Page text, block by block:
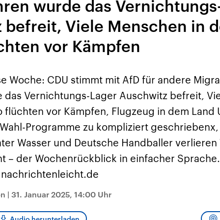
gehören die
Staaten zu
der Erde, mit
Der Überfall der
Terrororganisation
Hamas im Oktober 2023
auf Israel hat in der
Region wieder die
Gewalt entfacht. Israel
die Hisbollah im Libanon
Der Iran – seit der
Islamischen
1979 auch
Republik Iran – ist
ist fest in der
Staatsideologie
verankert.
wurde das
befreit, Viele Menschen in
vor Kämpfen
Woche: CDU stimmt mit AfD für andere
das Vernichtungs-Lager Auschwitz befreit,
flüchten vor Kämpfen, Flugzeug in dem Land
Programme zu kompliziert
Wasser und Deutsche Handballer verlieren
– der Wochenrückblick in einfacher
| 31. Januar 2025, 14:00 Uhr